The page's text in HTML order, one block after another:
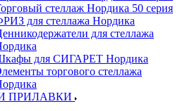
стеллаж Нордика 50 серия
для стеллажа Нордика
для стеллажа
для СИГАРЕТ Нордика
торгового стеллажа
ПРИЛАВКИ